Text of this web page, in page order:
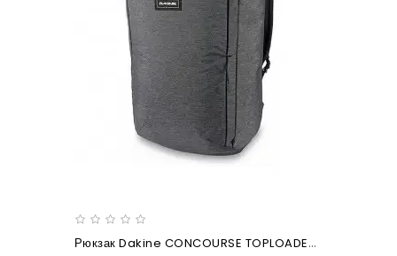
Рюкзак Dakine CONCOURSE TOPLOADER 32L Greyscale